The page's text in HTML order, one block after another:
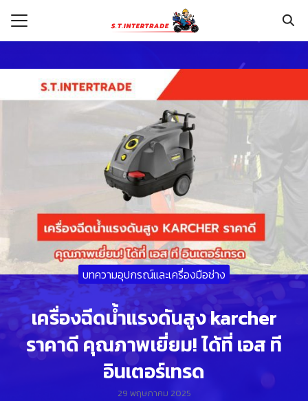
content
า
บทความอุปกรณ์และเครื่องมือช่าง
เครื่องฉีดน้ำแรงดันสูง karcher
ราคาดี คุณภาพเยี่ยม! ได้ที่ เอส ที
อินเตอร์เทรด
29 พฤษภาคม 2025